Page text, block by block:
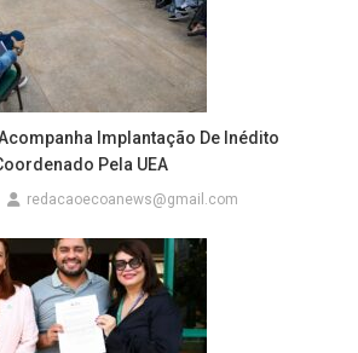
Implantação De Inédito
Pela UEA
redacaoecoanews@gmail.com